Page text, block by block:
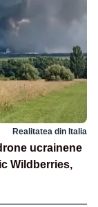
Realitatea din Italia
ucrainene
Wildberries,